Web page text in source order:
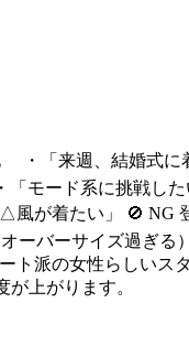
・「来週、結婚式
モード系に挑戦し
着たい」 🚫 NG 登
ーバーサイズ過ぎる
の女性らしいスタ
上がります。